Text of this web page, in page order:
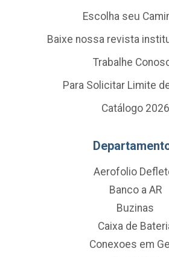
Escolha seu
Baixe nossa revista
Trabalhe
Para Solicitar Limite
Catálogo 2026
Aerofolio
Banco a AR
Buzinas
Caixa de
Conexoes em